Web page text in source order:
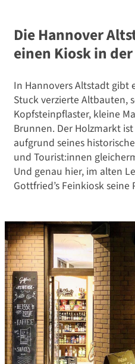
Die Hannover
einen Kiosk in
In Hannovers Altstadt gibt
Stuck verzierte Altbauten,
Kopfsteinpflaster, kleine
Brunnen. Der Holzmarkt
aufgrund seines
und Tourist:innen
Und genau hier, im alten
Gottfried’s Feinkiosk